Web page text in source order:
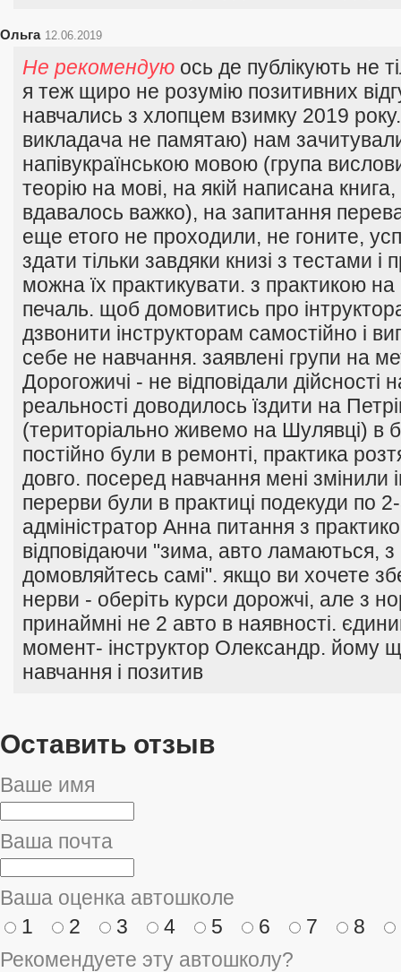
Ольга 12.06.2019
Не рекомендую ось де публікують не
я теж щиро не розумію позитивних
навчались з хлопцем взимку 2019
викладача не памятаю) нам
напівукраїнською мовою (група
теорію на мові, на якій написана
вдавалось важко), на запитання
еще етого не проходили, не гоните,
здати тільки завдяки книзі з тестами і
можна їх практикувати. з практикою на
печаль. щоб домовитись про
дзвонити інструкторам самостійно і
себе не навчання. заявлені групи на
Дорогожичі - не відповідали дійсності
реальності доводилось їздити на
(територіально живемо на Шулявці) в
постійно були в ремонті, практика
довго. посеред навчання мені змінили
перерви були в практиці подекуди по
адміністратор Анна питання з
відповідаючи "зима, авто ламаються, з
домовляйтесь самі". якщо ви хочете
нерви - оберіть курси дорожчі, але з
принаймні не 2 авто в наявності.
момент- інструктор Олександр. йому
навчання і позитив
Оставить отзыв
Ваше имя
Ваша почта
Ваша оценка автошколе
1
2 3 4 5 6 7
8
Рекомендуете эту автошколу?